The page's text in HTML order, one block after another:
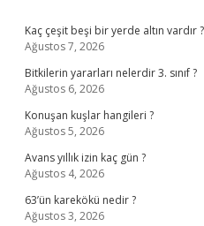
Kaç çeşit beşi bir yerde altın vardır ?
Ağustos 7, 2026
Bitkilerin yararları nelerdir 3. sınıf ?
Ağustos 6, 2026
Konuşan kuşlar hangileri ?
Ağustos 5, 2026
Avans yıllık izin kaç gün ?
Ağustos 4, 2026
63’ün karekökü nedir ?
Ağustos 3, 2026